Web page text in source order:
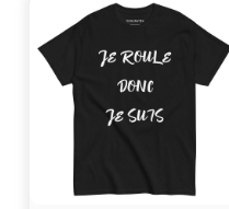
originale
26,60 €.
è: